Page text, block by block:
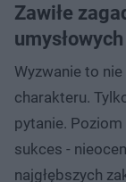
Zawiłe
Wyzwanie to
charakteru.
pytanie.
sukces -
najgłębszych